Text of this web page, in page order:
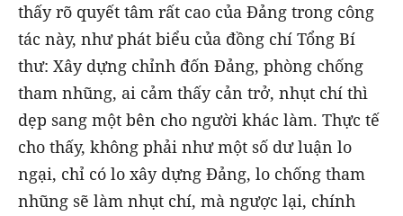
thấy rõ quyết tâm rất cao của Đảng trong công
tác này, như phát biểu của đồng chí Tổng Bí
thư: Xây dựng chỉnh đốn Đảng, phòng chống
tham nhũng, ai cảm thấy cản trở, nhụt chí thì
dẹp sang một bên cho người khác làm. Thực tế
cho thấy, không phải như một số dư luận lo
ngại, chỉ có lo xây dựng Đảng, lo chống tham
nhũng sẽ làm nhụt chí, mà ngược lại, chính